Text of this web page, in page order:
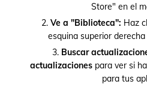
Store" en el
Ve a "Biblioteca": Haz
esquina superior
Buscar
actualizacionespara ver si
para tus